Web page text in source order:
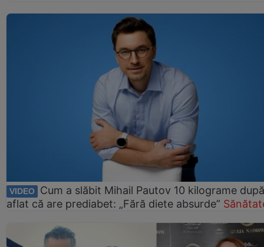
VIDEO
Cum a slăbit Mihail Pautov 10 kilograme
aflat că are prediabet: „Fără diete absurde”